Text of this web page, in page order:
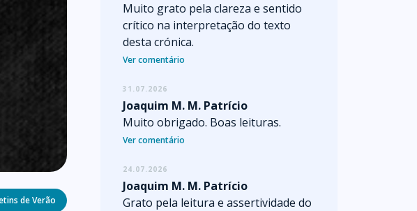
de Verão
Muito grato pela clareza e sentido
crítico na interpretação do texto
desta crónica.
Ver comentário
31.07.2026
Joaquim M. M. Patrício
Muito obrigado. Boas leituras.
Ver comentário
24.07.2026
Joaquim M. M. Patrício
Grato pela leitura e assertividade do